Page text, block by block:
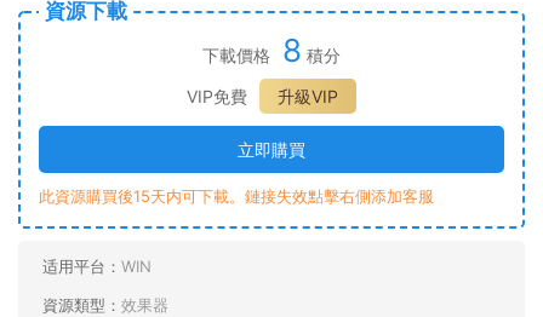
資源下載
下載價格 8 積分
VIP免費
升級VIP
立即購買
此資源購買後15天内可下載。鏈接失效點擊右側添加客服
适用平台： WIN
資源類型： 效果器